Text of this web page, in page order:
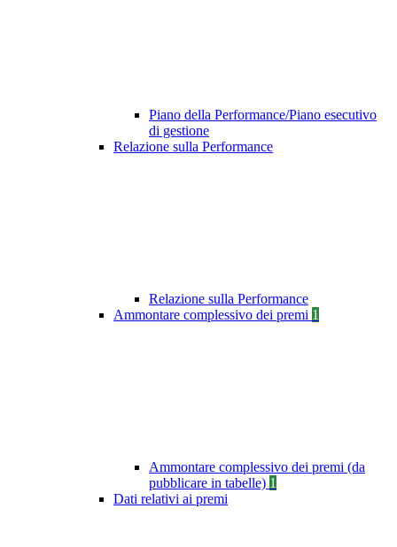
Piano della Performance/Piano esecutivo
di gestione
Relazione sulla Performance
Relazione sulla Performance
Ammontare complessivo dei premi 1
Ammontare complessivo dei premi (da
pubblicare in tabelle) 1
Dati relativi ai premi